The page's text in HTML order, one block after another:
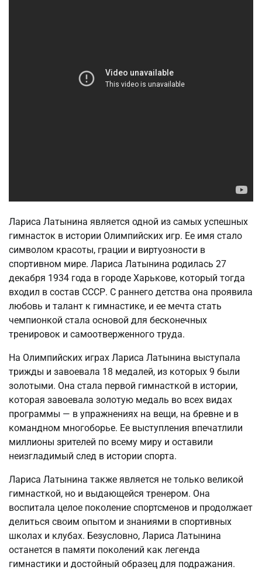
Лариса Латынина является одной из самых успешных
гимнасток в истории Олимпийских игр. Ее имя стало
символом красоты, грации и виртуозности в
спортивном мире. Лариса Латынина родилась 27
декабря 1934 года в городе Харькове, который тогда
входил в состав СССР. С раннего детства она проявила
любовь и талант к гимнастике, и ее мечта стать
чемпионкой стала основой для бесконечных
тренировок и самоотверженного труда.
На Олимпийских играх Лариса Латынина выступала
трижды и завоевала 18 медалей, из которых 9 были
золотыми. Она стала первой гимнасткой в истории,
которая завоевала золотую медаль во всех видах
программы — в упражнениях на вещи, на бревне и в
командном многоборье. Ее выступления впечатлили
миллионы зрителей по всему миру и оставили
неизгладимый след в истории спорта.
Лариса Латынина также является не только великой
гимнасткой, но и выдающейся тренером. Она
воспитала целое поколение спортсменов и продолжает
делиться своим опытом и знаниями в спортивных
школах и клубах. Безусловно, Лариса Латынина
останется в памяти поколений как легенда
гимнастики и достойный образец для подражания.